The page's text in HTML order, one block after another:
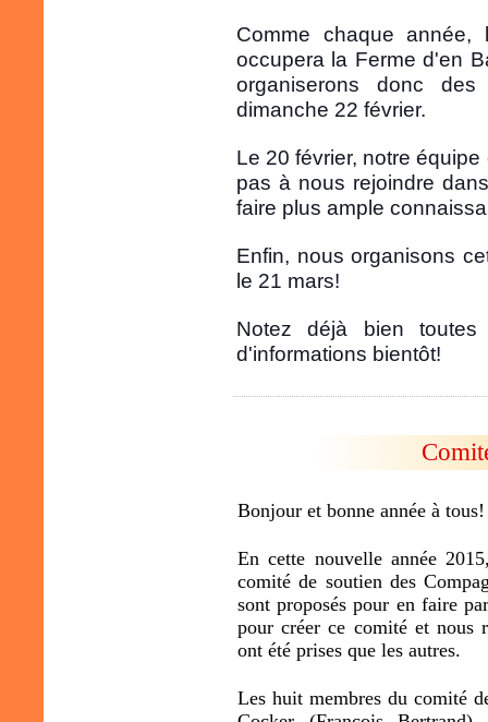
Comme chaque
occupera la Ferme d'en
organiserons donc
dimanche 22 février.
Le 20 février, notre
pas à nous rejoindre
faire plus ample
Enfin, nous organisons
le 21 mars!
Notez déjà bien
d'informations bientôt!
Bonjour et bonne année à tous!
En cette nouvelle année
comité de soutien des
sont proposés pour en faire
pour créer ce comité et nous
ont été prises que les autres.
Les huit membres du comité